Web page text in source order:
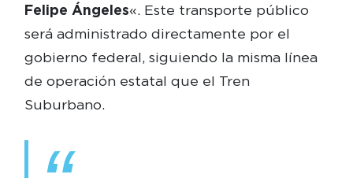
Felipe Ángeles«. Este transporte público
será administrado directamente por el
gobierno federal, siguiendo la misma línea
de operación estatal que el Tren
Suburbano.